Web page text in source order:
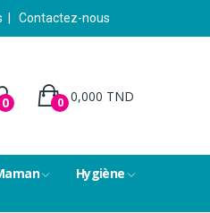
Contactez-nous
0 0,000 TND
0
Hygiène